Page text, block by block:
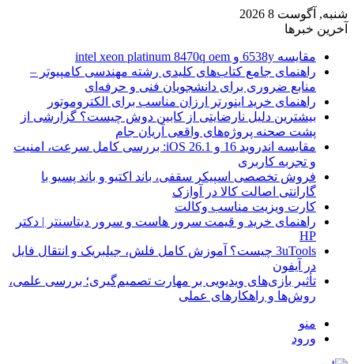
شنبه, آگوست 8 2026
آخرین خبرها
مقایسه 6538y و intel xeon platinum 8470q oem
راهنمای جامع کتاب‌های کلیدی رشته مهندسی کامپیوتر –
منابع ضروری برای دانشجویان فنی و حرفه‌ای
راهنمای خرید اینورتر ارزان مناسب برای الکتروموتور
بیشترین دلیل نارضایتی از کابین دوش چیست؟ گزارشی از
پشت صحنه پروژه‌های واقعی آریان جام
مقایسه اندروید 16 و iOS 26.1: بررسی کامل سرعت، امنیت
و تجربه کاربری
فروش تخصصی اسپیکر سقفی، باند اکتیو و باند پسیو با
گارانتی اصالت کالا در آوازک
کارت ویزیت مناسب وکالت
راهنمای خرید و قیمت سرور هاست و سرور دیتاسنتر | دکتر
HP
3uTools چیست؟ آموزش کامل فلش، جیلبریک و انتقال فایل
در آیفون
تأثیر بازی‌های ویدیویی بر مهارت تصمیم‌گیری؛ بررسی علمی،
روش‌ها و راهکارهای عملی
منو
ورود